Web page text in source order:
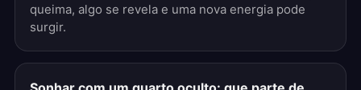
queima, algo se revela e uma nova energia pode
surgir.